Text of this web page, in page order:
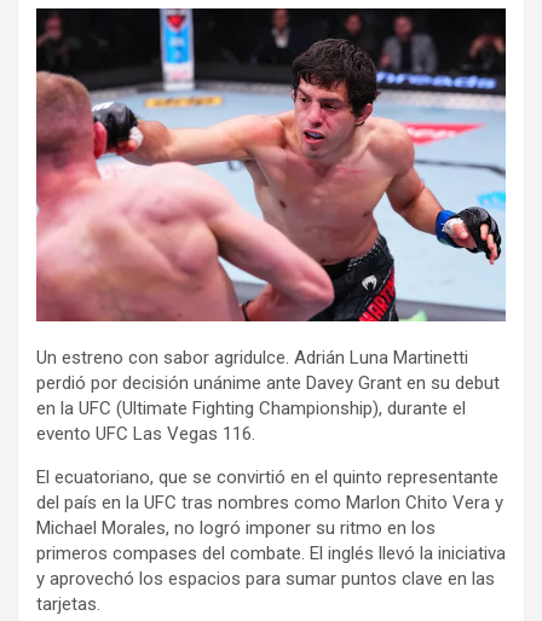
Un estreno con sabor agridulce. Adrián Luna Martinetti
perdió por decisión unánime ante Davey Grant en su debut
en la UFC (Ultimate Fighting Championship), durante el
evento UFC Las Vegas 116.
El ecuatoriano, que se convirtió en el quinto representante
del país en la UFC tras nombres como Marlon Chito Vera y
Michael Morales, no logró imponer su ritmo en los
primeros compases del combate. El inglés llevó la iniciativa
y aprovechó los espacios para sumar puntos clave en las
tarjetas.